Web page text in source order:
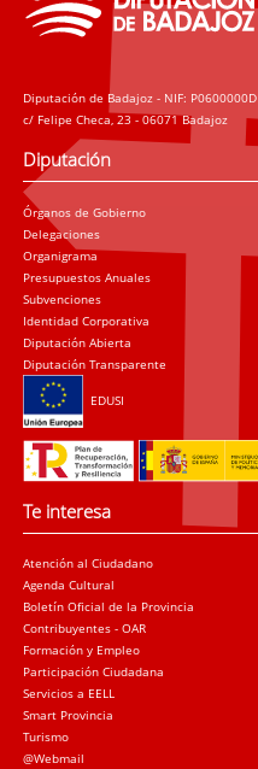
Diputación de Badajoz - NIF: P0600000D
c/ Felipe Checa, 23 - 06071 Badajoz
Diputación
Órganos de Gobierno
Delegaciones
Organigrama
Presupuestos Anuales
Subvenciones
Identidad Corporativa
Diputación Abierta
Diputación Transparente
EDUSI
Te interesa
Atención al Ciudadano
Agenda Cultural
Boletín Oficial de la Provincia
Contribuyentes - OAR
Formación y Empleo
Participación Ciudadana
Servicios a EELL
Smart Provincia
Turismo
@Webmail